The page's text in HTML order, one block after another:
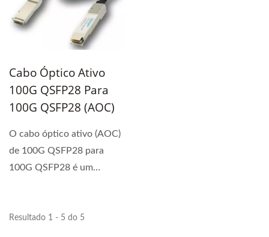
Cabo Óptico Ativo
100G QSFP28 Para
100G QSFP28 (AOC)
O cabo óptico ativo (AOC)
de 100G QSFP28 para
100G QSFP28 é um
Resultado 1 - 5 do 5